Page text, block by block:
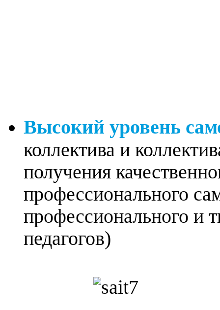
Высокий уровень
коллектива и
получения
профессионального
профессионального и
педагогов)